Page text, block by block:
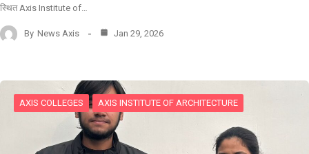
स्थित Axis Institute of…
By News Axis Jan 29, 2026
AXIS COLLEGES AXIS INSTITUTE OF ARCHITECTURE